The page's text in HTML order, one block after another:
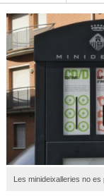
Les minideixalleries no es